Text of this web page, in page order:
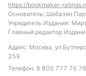
https://bookmaker-
Основатель: Шабазян
Учредитель Издания:
Главный редактор
Адрес: Москва,
259
Телефон: 8 800 777 76 76